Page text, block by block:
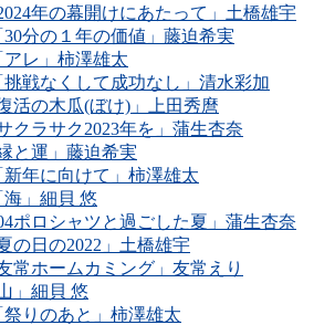
年の幕開けにあたって」土橋雄宇
30分の１年の価値」藤迫希実
アレ」柿澤雄太
挑戦なくして成功なし」清水彩加
活の木瓜(ぼけ)」上田秀麿
クラサク2023年を」蒲生杏奈
と運」藤迫希実
新年に向けて」柿澤雄太
海」細貝 悠
ポロシャツと過ごした夏」蒲生杏奈
の日の2022」土橋雄宇
常ホームカミング」友常えり
」細貝 悠
祭りのあと」柿澤雄太